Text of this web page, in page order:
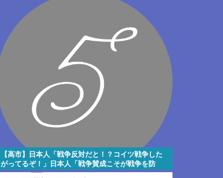
【高市】日本人「戦争反対だと！？コイツ戦争した
がってるぞ！」日本人「戦争賛成こそが戦争を防
ぐ！」